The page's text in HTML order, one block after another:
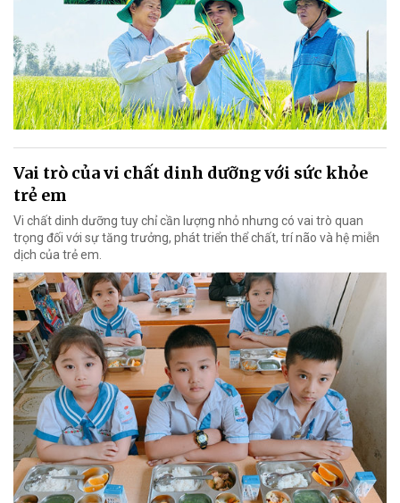
Vai trò của vi chất dinh dưỡng với sức khỏe
trẻ em
Vi chất dinh dưỡng tuy chỉ cần lượng nhỏ nhưng có vai trò quan
trọng đối với sự tăng trưởng, phát triển thể chất, trí não và hệ miễn
dịch của trẻ em.